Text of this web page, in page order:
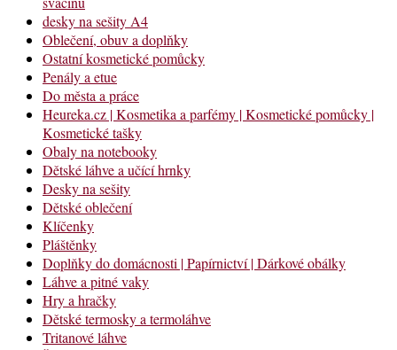
desky na sešity A4
Oblečení, obuv a doplňky
Ostatní kosmetické pomůcky
Penály a etue
Do města a práce
Heureka.cz | Kosmetika a parfémy | Kosmetické pomůcky |
Kosmetické tašky
Obaly na notebooky
Dětské láhve a učící hrnky
Desky na sešity
Dětské oblečení
Klíčenky
Pláštěnky
Doplňky do domácnosti | Papírnictví | Dárkové obálky
Láhve a pitné vaky
Hry a hračky
Dětské termosky a termoláhve
Tritanové láhve